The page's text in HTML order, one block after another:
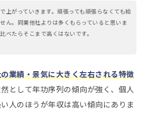
上がっていきます。頑張っても頑張らなくても給
ん。同業他社よりは多くもらっていると思いま
べたらそこまで高くはないです。
業績・景気に大きく左右される特徴
として年功序列の傾向が強く、個人
人のほうが年収は高い傾向にありま